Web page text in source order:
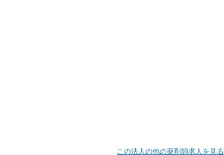
この法人の他の薬剤師求人を見る